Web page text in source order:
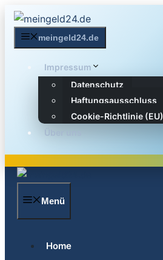
Zum
Inhalt
springenmeingeld24.de
Impressum
Datenschutz
Haftungsausschluss
Cookie-Richtlinie (EU)
Menü
Home